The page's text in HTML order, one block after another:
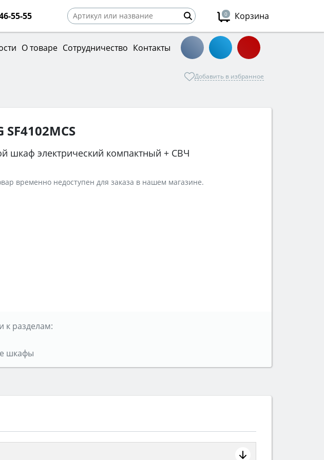
55-55 0 Корзина
О товаре Сотрудничество Контакты
Добавить в избранное
SF4102MCS
шкаф электрический компактный + СВЧ
временно недоступен для заказа в нашем магазине.
к разделам:
шкафы